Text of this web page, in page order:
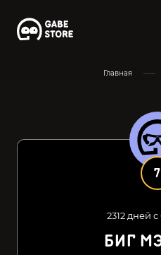
Главная
7
2312 дней
БИГ